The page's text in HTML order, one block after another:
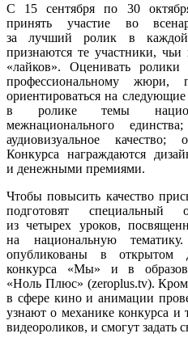
С 15 сентября по 30
принять участие во
за лучший ролик в каждой
признаются те участники,
«лайков». Оценивать
профессиональному жюри,
ориентироваться на
в ролике темы
межнационального
аудиовизуальное качество;
Конкурса награждаются
и денежными премиями.
Чтобы повысить качество
подготовят специальный
из четырех уроков,
на национальную
опубликованы в открытом
конкурса «Мы» и в
«Ноль Плюс» (zeroplus.tv).
в сфере кино и анимации
узнают о механике конкурса и
видеороликов, и смогут задать